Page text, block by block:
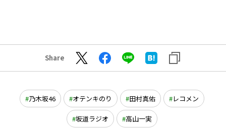
Share
乃木坂46 オテンキのり 田村真佑 レコメン
坂道ラジオ 高山一実